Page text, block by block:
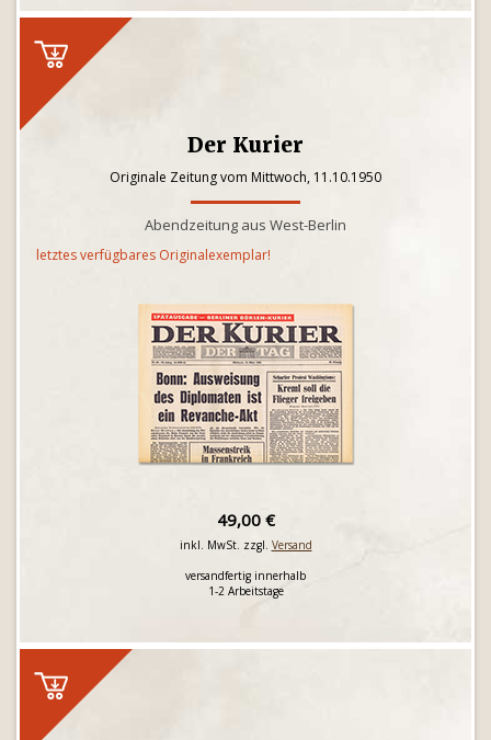
Der Kurier
Originale Zeitung vom Mittwoch, 11.10.1950
Abendzeitung aus West-Berlin
letztes verfügbares Originalexemplar!
49,00 €
inkl. MwSt. zzgl. Versand
versandfertig innerhalb
1-2 Arbeitstage